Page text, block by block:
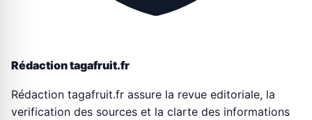
Rédaction tagafruit.fr
Rédaction tagafruit.fr assure la revue editoriale, la
verification des sources et la clarte des informations